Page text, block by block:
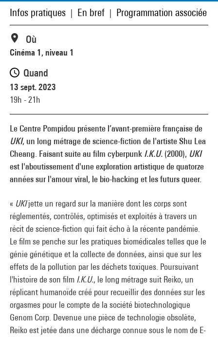
Infos pratiques En bref Programmation associée
Le Centre Pompidou présente l’avant-première française de
UKI, un long métrage de science-fiction de l'artiste Shu Lea
Cheang. Faisant suite au film cyberpunk I.K.U. (2000), UKI
est l'aboutissement d'une exploration artistique de quatorze
années sur l'amour viral, le bio-hacking et les futurs queer.
« UKIjette un regard sur la manière dont les corps sont
réglementés, contrôlés, optimisés et exploités à travers un
récit de science-fiction qui fait écho à la récente pandémie.
Le film se penche sur les pratiques biomédicales telles que le
génie génétique et la collecte de données, ainsi que sur les
effets de la pollution par les déchets toxiques. Poursuivant
l'histoire de son film I.K.U., le long métrage suit Reiko, un
réplicant humanoïde créé pour recueillir des données sur les
orgasmes pour le compte de la société biotechnologique
Genom Corp. Devenue une pièce de technologie obsolète,
Reiko est jetée dans une décharge connue sous le nom de E-
Où
Cinéma 1, niveau 1
Quand
13 sept. 2023
19h - 21h